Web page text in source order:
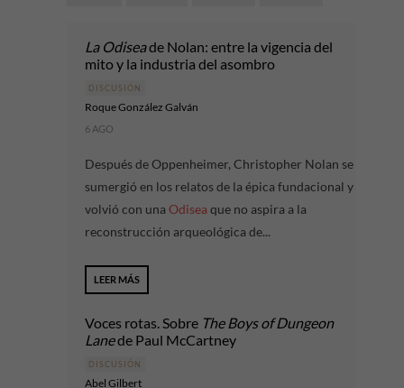
La Odiseade Nolan: entre la vigencia del
mito y la industria del asombro
DISCUSIÓN
Roque González Galván
6 AGO
Después de Oppenheimer, Christopher Nolan se
sumergió en los relatos de la épica fundacional y
volvió con una Odisea que no aspira a la
reconstrucción arqueológica de...
LEER MÁS
Voces rotas. Sobre The Boys of Dungeon
Lanede Paul McCartney
DISCUSIÓN
Abel Gilbert